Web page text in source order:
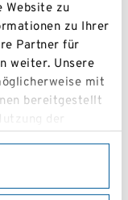
Website zu
zu Ihrer
Partner für
weiter. Unsere
mit
bereitgestellt
der mit
den
Athleten zu
Balance und